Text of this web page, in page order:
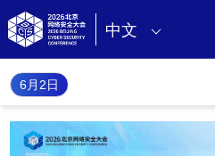
中文
6月2日